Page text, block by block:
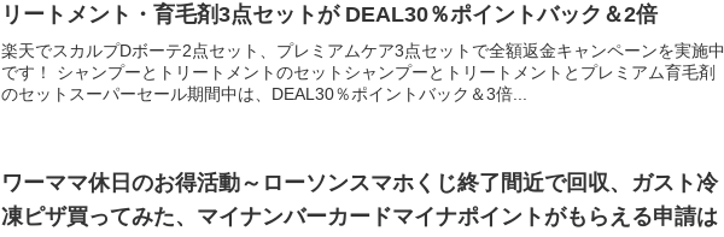
リートメント・育毛剤3点セットが DEAL30％ポイントバック＆2倍
楽天でスカルプDボーテ2点セット、プレミアムケア3点セットで全額返金キャンペーンを実施中
です！ シャンプーとトリートメントのセットシャンプーとトリートメントとプレミアム育毛剤
のセットスーパーセール期間中は、DEAL30％ポイントバック＆3倍...
ワーママ休日のお得活動～ローソンスマホくじ終了間近で回収、ガスト冷
凍ピザ買ってみた、マイナンバーカードマイナポイントがもらえる申請は